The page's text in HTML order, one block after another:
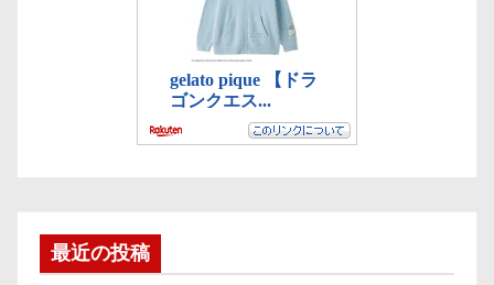
最近の投稿